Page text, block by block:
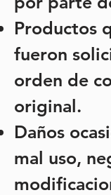
Productos
fueron
orden de
original.
Daños
mal uso,